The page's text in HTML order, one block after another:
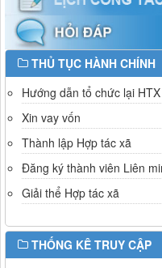
THỦ TỤC HÀNH CHÍNH
Hướng dẫn tổ chức lại
Xin vay vốn
Thành lập Hợp tác xã
Đăng ký thành viên Liên
Giải thể Hợp tác xã
THỐNG KÊ TRUY CẬP